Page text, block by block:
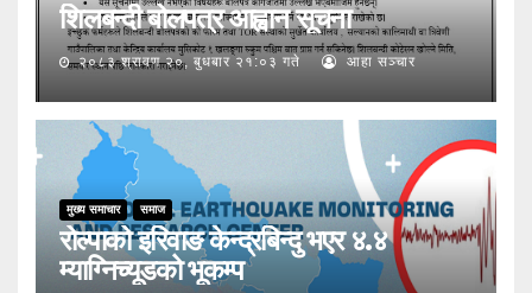
शिलबन्दी बोलपत्र आह्वान सूचना
२०८३ श्रावण २०, बुधबार २१:०३ गते आहा सञ्चार
मुख्य समाचार समाज
रोल्पाको इरिवाङ केन्द्रबिन्दु भएर ४.४
म्याग्निच्यूडको भूकम्प